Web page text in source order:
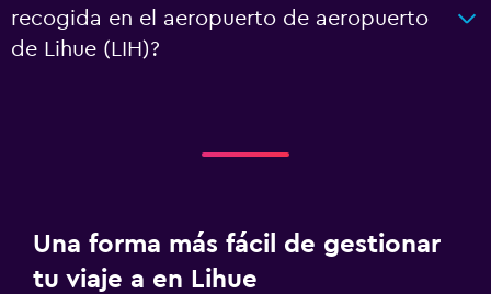
recogida en el aeropuerto de aeropuerto
de Lihue (LIH)?
Una forma más fácil de gestionar
tu viaje a en Lihue